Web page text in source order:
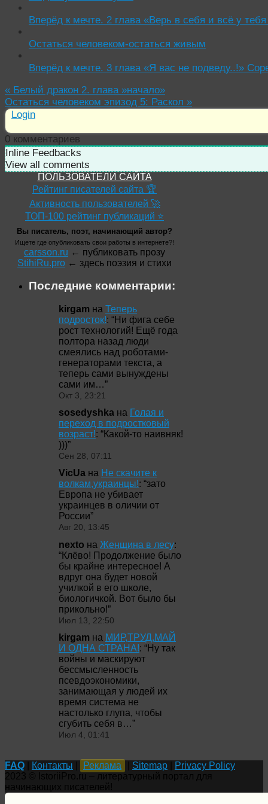
Вперёд к мечте. 2 глава «Верь в себя и всё у
Остаться человеком-остаться живым
Вперёд к мечте. 3 глава «Я вас не подведу..!»
« Белый дракон 2. глава »начало»
Остаться человеком эпизод 5: Раскол »
Login
0 комментариев
Inline Feedbacks
View all comments
ПОЛЬЗОВАТЕЛИ САЙТА
Рейтинг писателей сайта 🏆
Активность пользователей 🚀
ТОП-100 рейтинг публикаций ⭐
Вы писатель, поэт, начинающий автор?
Ищете где опубликовать свои работы в интернете?!
carsson.ru ← публиковать прозу
StihiRu.pro ← здесь поэзия и стихи
Последние комментарии:
kirgam на Теперь
подросток!: “Ни фига себе
рост технологий! Ещё года
полтора назад люди
смеялись над роботами-
генераторами текста, а
теперь сами вынуждены
сами им…”
Окт 3, 23:21
sosedyshka на Голая и
переход в подростковый
возраст!: “Какой-то наивняк!
)))”
Сен 28, 07:11
VicUa на Не скачите к
волкам,украинцы!: “зато
Европа не убивает
украинцев в оличии от
России”
Авг 20, 13:45
nexto на Женщина в лесу:
“Клёво! Продолжение было
бы крайне интересное! А
вдруг она будет новой
училкой в его школе,
биологичкой. Вот было бы
прикольно!”
Июл 13, 22:50
kirgam на МИР,ТРУД,МАЙ
И ОДНА СТРАНА!: “Ну так
войны и маскируют
бессмысленность
псевдоэкономики,
занимающая у людей их
время система не
настолько глупа, чтобы
сгубить себя в…”
Июл 4, 01:41
FAQ Контакты Реклама Sitemap
Privacy Policy